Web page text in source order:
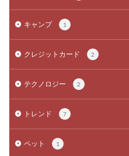
キャンプ 1
クレジットカード 2
テクノロジー 2
トレンド 7
ペット 1